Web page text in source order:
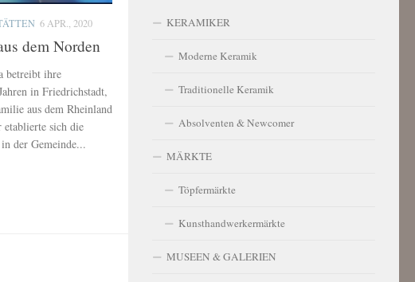
6 APR., 2020
dem Norden
betreibt ihre
in Friedrichstadt,
aus dem Rheinland
sich die
der Gemeinde...
KERAMIKER
Moderne Keramik
Traditionelle Keramik
Absolventen & Newcomer
MÄRKTE
Töpfermärkte
Kunsthandwerkermärkte
MUSEEN & GALERIEN